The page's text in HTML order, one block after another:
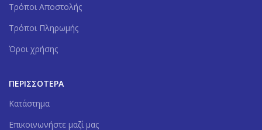
Τρόποι Αποστολής
Τρόποι Πληρωμής
Όροι χρήσης
ΠΕΡΙΣΣΟΤΕΡΑ
Κατάστημα
Επικοινωνήστε μαζί μας